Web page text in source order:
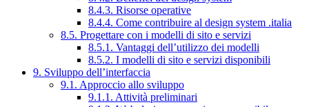
8.4.3. Risorse operative
8.4.4. Come contribuire al design system .italia
8.5. Progettare con i modelli di sito e servizi
8.5.1. Vantaggi dell’utilizzo dei modelli
8.5.2. I modelli di sito e servizi disponibili
9. Sviluppo dell’interfaccia
9.1. Approccio allo sviluppo
9.1.1. Attività preliminari